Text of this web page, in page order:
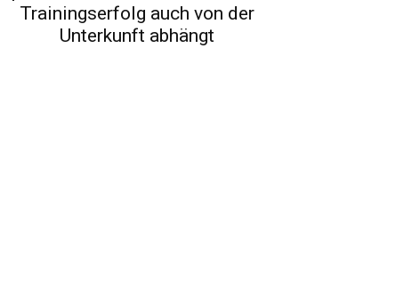
Trainingserfolg auch von der
Unterkunft abhängt